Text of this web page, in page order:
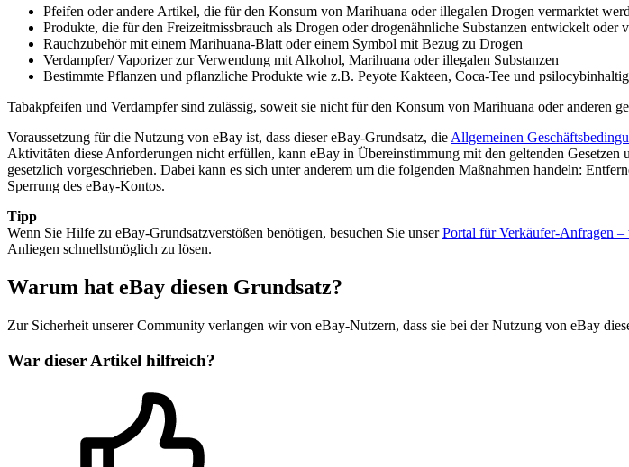
Pfeifen oder andere Artikel, die für den Konsum von Marihuana oder illegalen Drogen vermarktet
Produkte, die für den Freizeitmissbrauch als Drogen oder drogenähnliche Substanzen entwickelt
Rauchzubehör mit einem Marihuana-Blatt oder einem Symbol mit Bezug zu Drogen
Verdampfer/ Vaporizer zur Verwendung mit Alkohol, Marihuana oder illegalen Substanzen
Bestimmte Pflanzen und pflanzliche Produkte wie z.B. Peyote Kakteen, Coca-Tee und
Tabakpfeifen und Verdampfer sind zulässig, soweit sie nicht für den Konsum von Marihuana oder anderen
Voraussetzung für die Nutzung von eBay ist, dass dieser eBay-Grundsatz, die Allgemeinen
Aktivitäten diese Anforderungen nicht erfüllen, kann eBay in Übereinstimmung mit den geltenden Gesetzen
gesetzlich vorgeschrieben. Dabei kann es sich unter anderem um die folgenden Maßnahmen handeln:
Sperrung des eBay-Kontos.
Tipp
Wenn Sie Hilfe zu eBay-Grundsatzverstößen benötigen, besuchen Sie unserPortal für Verkäufer-Anfragen –
Anliegen schnellstmöglich zu lösen.
Warum hat eBay diesen Grundsatz?
Zur Sicherheit unserer Community verlangen wir von eBay-Nutzern, dass sie bei der Nutzung von eBay
War dieser Artikel hilfreich?